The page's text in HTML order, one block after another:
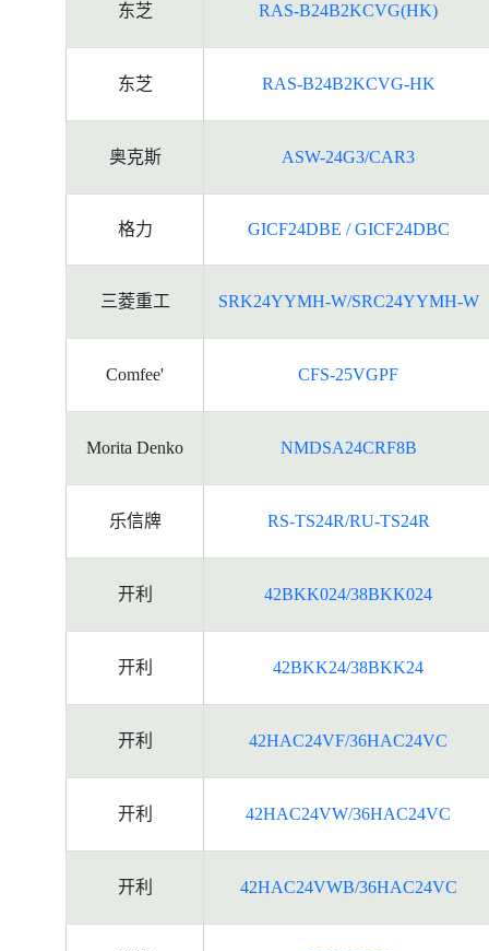
东芝 RAS-B24B2KCVG(HK)
东芝 RAS-B24B2KCVG-HK
奥克斯 ASW-24G3/CAR3
格力 GICF24DBE / GICF24DBC
三菱重工 SRK24YYMH-W/SRC24YYMH-W
Comfee' CFS-25VGPF
Morita Denko NMDSA24CRF8B
乐信牌 RS-TS24R/RU-TS24R
开利 42BKK024/38BKK024
开利 42BKK24/38BKK24
开利 42HAC24VF/36HAC24VC
开利 42HAC24VW/36HAC24VC
开利 42HAC24VWB/36HAC24VC